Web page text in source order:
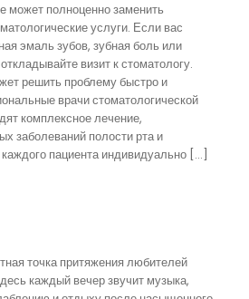
может полноценно заменить
услуги. Если вас
эмаль зубов, зубная боль или
визит к стоматологу.
решить проблему быстро и
врачи стоматологической
комплексное лечение,
заболеваний полости рта и
пациента индивидуально […]
точка притяжения любителей
каждый вечер звучит музыка,